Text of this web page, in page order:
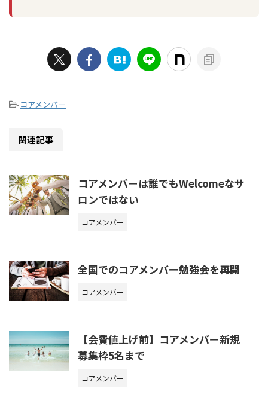
-コアメンバー
関連記事
コアメンバーは誰でもWelcomeなサ
ロンではない
コアメンバー
全国でのコアメンバー勉強会を再開
コアメンバー
【会費値上げ前】コアメンバー新規
募集枠5名まで
コアメンバー